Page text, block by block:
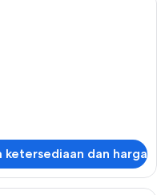
ketersediaan dan harga